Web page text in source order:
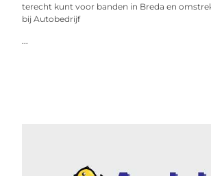
terecht kunt voor banden in Breda en
bij Autobedrijf
...